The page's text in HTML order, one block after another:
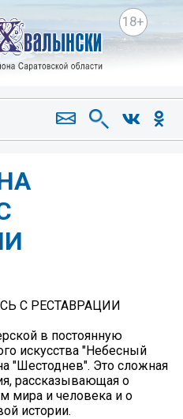
18+
С РЕСТАВРАЦИИ
в постоянную
искусства "Небесный
"Шестоднев". Это сложная
рассказывающая о
мира и человека и о
истории.